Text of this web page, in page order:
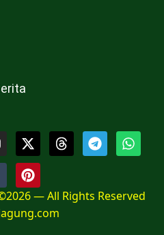
— All Rights Reserved